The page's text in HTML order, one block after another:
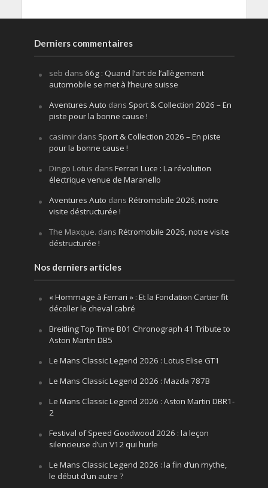
Derniers commentaires
seb dans 66g : Quand l’art de l’allègement
automobile se met à l’heure suisse
Aventures Auto dans Sport & Collection 2026 – En
piste pour la bonne cause !
casimirdans Sport & Collection 2026 – En piste
pour la bonne cause !
Dingo Lotus dans Ferrari Luce : La révolution
électrique venue de Maranello
Aventures Auto dans Rétromobile 2026, notre
visite déstructurée !
The Maxque. dans Rétromobile 2026, notre visite
déstructurée !
Nos derniers articles
« Hommage à Ferrari » : Et la Fondation Cartier fit
décoller le cheval cabré
Breitling Top Time B01 Chronograph 41 Tribute to
Aston Martin DB5
Le Mans Classic Legend 2026 : Lotus Elise GT1
Le Mans Classic Legend 2026 : Mazda 787B
Le Mans Classic Legend 2026 : Aston Martin DBR1-
2
Festival of Speed Goodwood 2026 : la leçon
silencieuse d’un V12 qui hurle
Le Mans Classic Legend 2026 : la fin d’un mythe,
le début d’un autre ?